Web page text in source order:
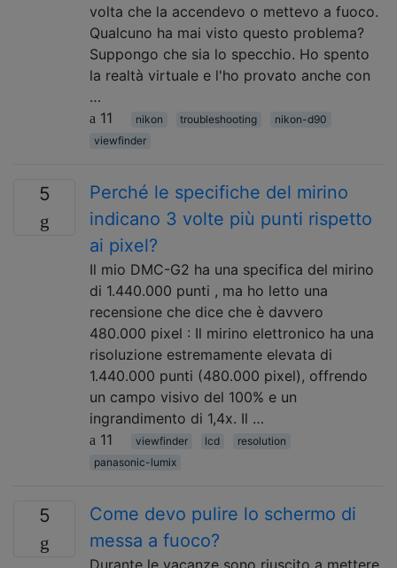
volta che la accendevo o mettevo a fuoco.
Qualcuno ha mai visto questo problema?
Suppongo che sia lo specchio. Ho spento
la realtà virtuale e l'ho provato anche con
…
11
nikon troubleshooting
nikon-d90
viewfinder
5
Perché le specifiche del mirino
indicano 3 volte più punti rispetto
ai pixel?
Il mio DMC-G2 ha una specifica del mirino
di 1.440.000 punti , ma ho letto una
recensione che dice che è davvero
480.000 pixel : Il mirino elettronico ha una
risoluzione estremamente elevata di
1.440.000 punti (480.000 pixel), offrendo
un campo visivo del 100% e un
ingrandimento di 1,4x. Il …
11
viewfinder lcd
resolution
panasonic-lumix
5
Come devo pulire lo schermo di
messa a fuoco?
Durante le vacanze sono riuscito a mettere